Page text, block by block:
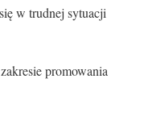
w trudnej sytuacji
promowania